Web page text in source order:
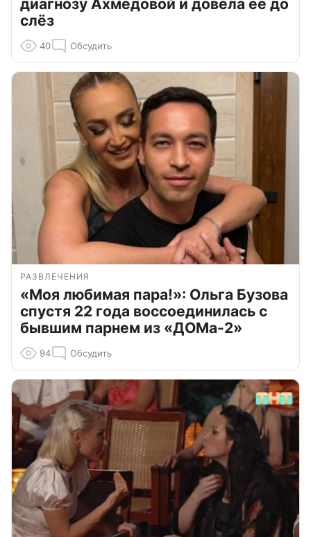
диагнозу Ахмедовой и довела ее до
слёз
40 Обсудить
РАЗВЛЕЧЕНИЯ
«Моя любимая пара!»: Ольга Бузова
спустя 22 года воссоединилась с
бывшим парнем из «ДОМа-2»
94 Обсудить